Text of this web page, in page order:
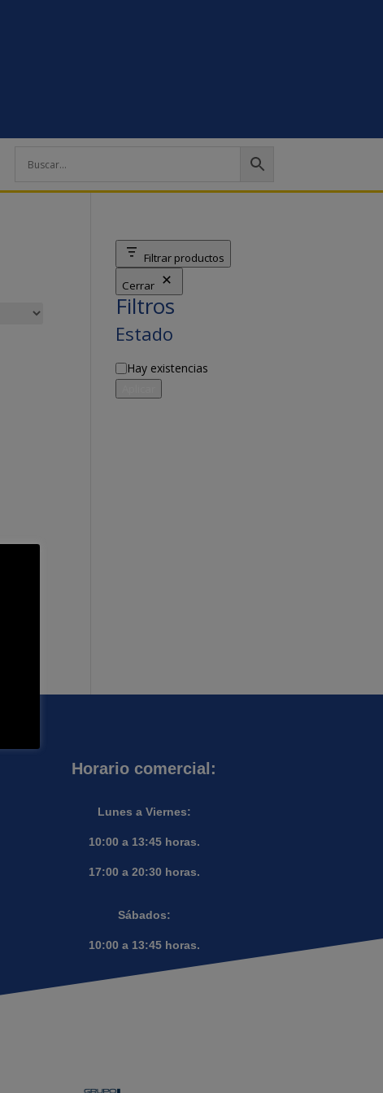
Filtrar productos
Cerrar
Filtros
Estado
Disponibilidad
Hay existencias
Horario comercial:
Lunes a Viernes:
10:00 a 13:45 horas.
17:00 a 20:30 horas.
Sábados:
10:00 a 13:45 horas.